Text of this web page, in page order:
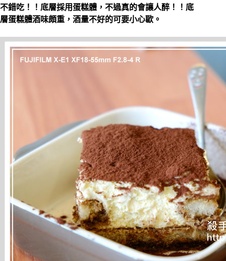
不錯吃！！底層採用蛋糕體，不過真的會讓人醉！！底
層蛋糕體酒味頗重，酒量不好的可要小心歐。